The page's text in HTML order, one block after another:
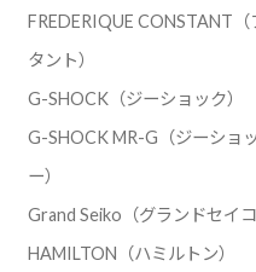
FREDERIQUE CONSTANT
タント）
G-SHOCK（ジーショック）
G-SHOCK MR-G（ジーショ
ー）
Grand Seiko（グランドセイコ
HAMILTON（ハミルトン）